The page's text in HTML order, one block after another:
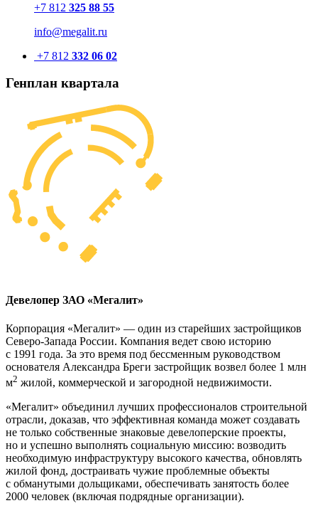
+7 812 325 88 55
info@megalit.ru
+7 812 332 06 02
Генплан квартала
Девелопер ЗАО «Мегалит»
Корпорация «Мегалит» — один из старейших застройщиков
Северо-Запада России. Компания ведет свою историю
с 1991 года. За это время под бессменным руководством
основателя Александра Бреги застройщик возвел более 1 млн
м2 жилой, коммерческой и загородной недвижимости.
«Мегалит» объединил лучших профессионалов строительной
отрасли, доказав, что эффективная команда может создавать
не только собственные знаковые девелоперские проекты,
но и успешно выполнять социальную миссию: возводить
необходимую инфраструктуру высокого качества, обновлять
жилой фонд, достраивать чужие проблемные объекты
с обманутыми дольщиками, обеспечивать занятость более
2000 человек (включая подрядные организации).